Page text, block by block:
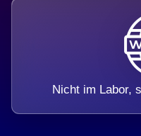
Nicht im Labor,